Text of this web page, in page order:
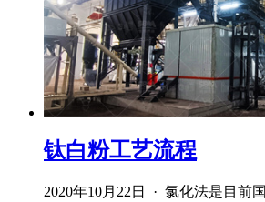
钛白粉工艺流程
2020年10月22日 · 氯化法是目前